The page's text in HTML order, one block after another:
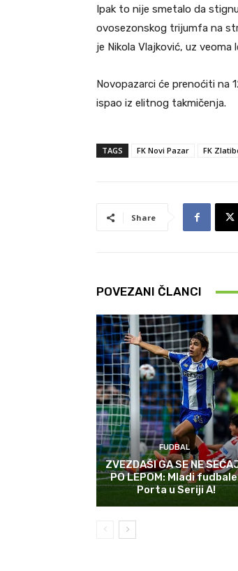
Ipak to nije smetalo da
ovosezonskog trijumfa na
je Nikola Vlajković, uz
Novopazarci će prenoćiti na
ispao iz elitnog takmičenja.
TAGS FK Novi Pazar FK
Share
POVEZANI ČLANCI
FUDBAL
ZVEZDAŠI GA SE NE
PO LEPOM: Mladi
Porta u Seriji A!